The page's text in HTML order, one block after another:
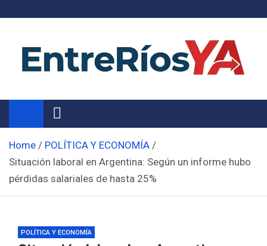
Noticias de Entre Ríos
Información de toda la provincia ahora
Home
POLÍTICA Y ECONOMÍA
Situación laboral en Argentina: Según un informe hubo
pérdidas salariales de hasta 25%
POLÍTICA Y ECONOMÍA